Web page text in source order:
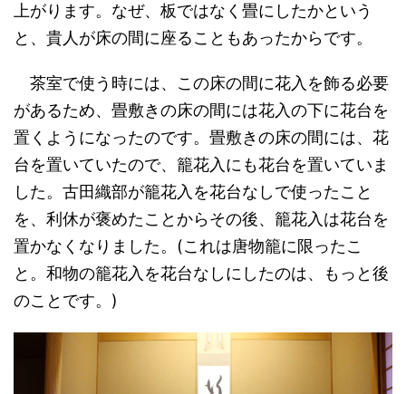
上がります。なぜ、板ではなく畳にしたかという
と、貴人が床の間に座ることもあったからです。
茶室で使う時には、この床の間に花入を飾る必要
があるため、畳敷きの床の間には花入の下に花台を
置くようになったのです。畳敷きの床の間には、花
台を置いていたので、籠花入にも花台を置いていま
した。古田織部が籠花入を花台なしで使ったこと
を、利休が褒めたことからその後、籠花入は花台を
置かなくなりました。(これは唐物籠に限ったこ
と。和物の籠花入を花台なしにしたのは、もっと後
のことです。)